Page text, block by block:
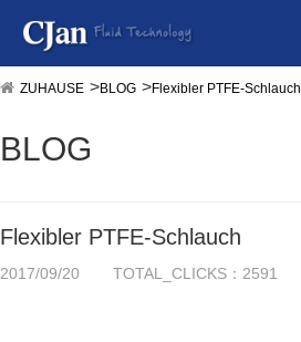
ZUHAUSE BLOG Flexibler PTFE-Schlauch
BLOG
Flexibler PTFE-Schlauch
2017/09/20 TOTAL_CLICKS：2591